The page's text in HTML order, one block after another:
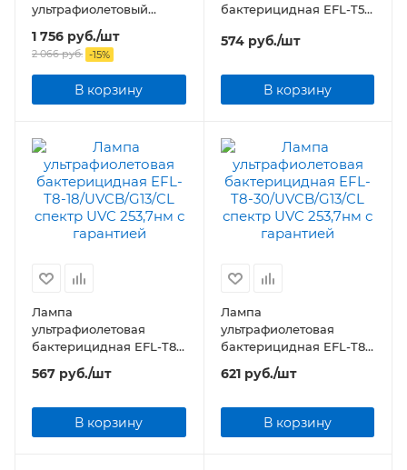
ультрафиолетовый
настольный БС Т36W
36Вт белый с датчиком
присутствия 230В
1 756 руб./шт
2 066руб. -15%
В корзину
бактерицидная EFL-T5-
UVC 253,7нм
574руб./шт
В корзину
Лампа
ультрафиолетовая
бактерицидная EFL-T8-
18/UVCB/G13/CL спектр
UVC 253,7нм
567 руб./шт
В корзину
Лампа
ультрафиолетовая
бактерицидная EFL-T8-
30/UVCB/G13/CL спектр
UVC 253,7нм
621руб./шт
В корзину